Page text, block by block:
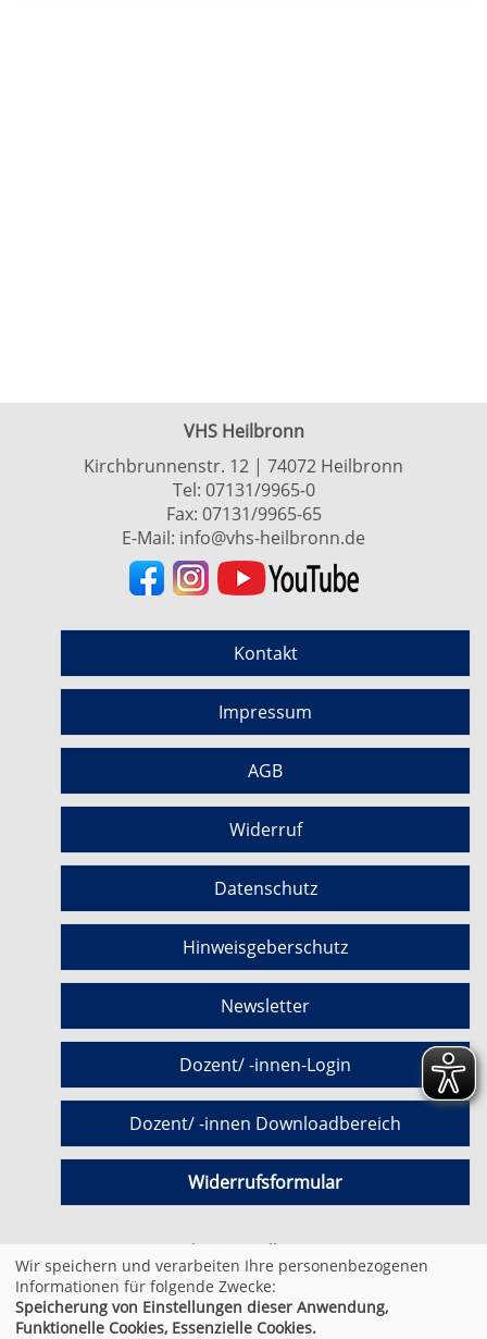
VHS Heilbronn
Kirchbrunnenstr. 12 | 74072 Heilbronn
Tel: 07131/9965-0
Fax: 07131/9965-65
E-Mail: info@vhs-heilbronn.de
Kontakt
Impressum
AGB
Widerruf
Datenschutz
Hinweisgeberschutz
Newsletter
Dozent/ -innen-Login
Dozent/ -innen Downloadbereich
Widerrufsformular
Cookie Einstellungen
© 2026 Kufer Software GmbH
Wir speichern und verarbeiten Ihre personenbezogenen
Informationen für folgende Zwecke:
Speicherung von Einstellungen dieser Anwendung,
Funktionelle Cookies, Essenzielle Cookies.